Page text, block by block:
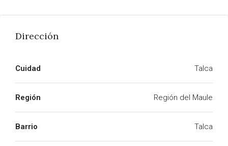
Dirección
Cuidad Talca
Región Región del Maule
Barrio Talca